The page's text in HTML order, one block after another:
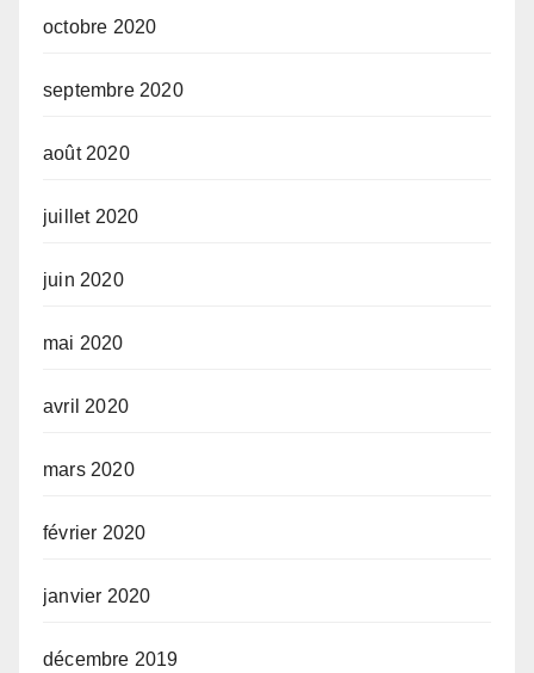
octobre 2020
septembre 2020
août 2020
juillet 2020
juin 2020
mai 2020
avril 2020
mars 2020
février 2020
janvier 2020
décembre 2019